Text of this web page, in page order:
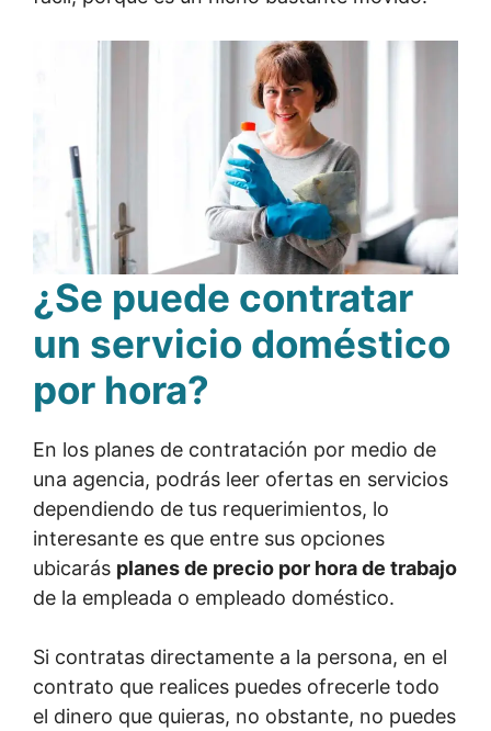
¿Se puede contratar
un servicio doméstico
por hora?
En los planes de contratación por medio de
una agencia, podrás leer ofertas en servicios
dependiendo de tus requerimientos, lo
interesante es que entre sus opciones
ubicarás planes de precio por hora de trabajo
de la empleada o empleado doméstico.
Si contratas directamente a la persona, en el
contrato que realices puedes ofrecerle todo
el dinero que quieras, no obstante, no puedes